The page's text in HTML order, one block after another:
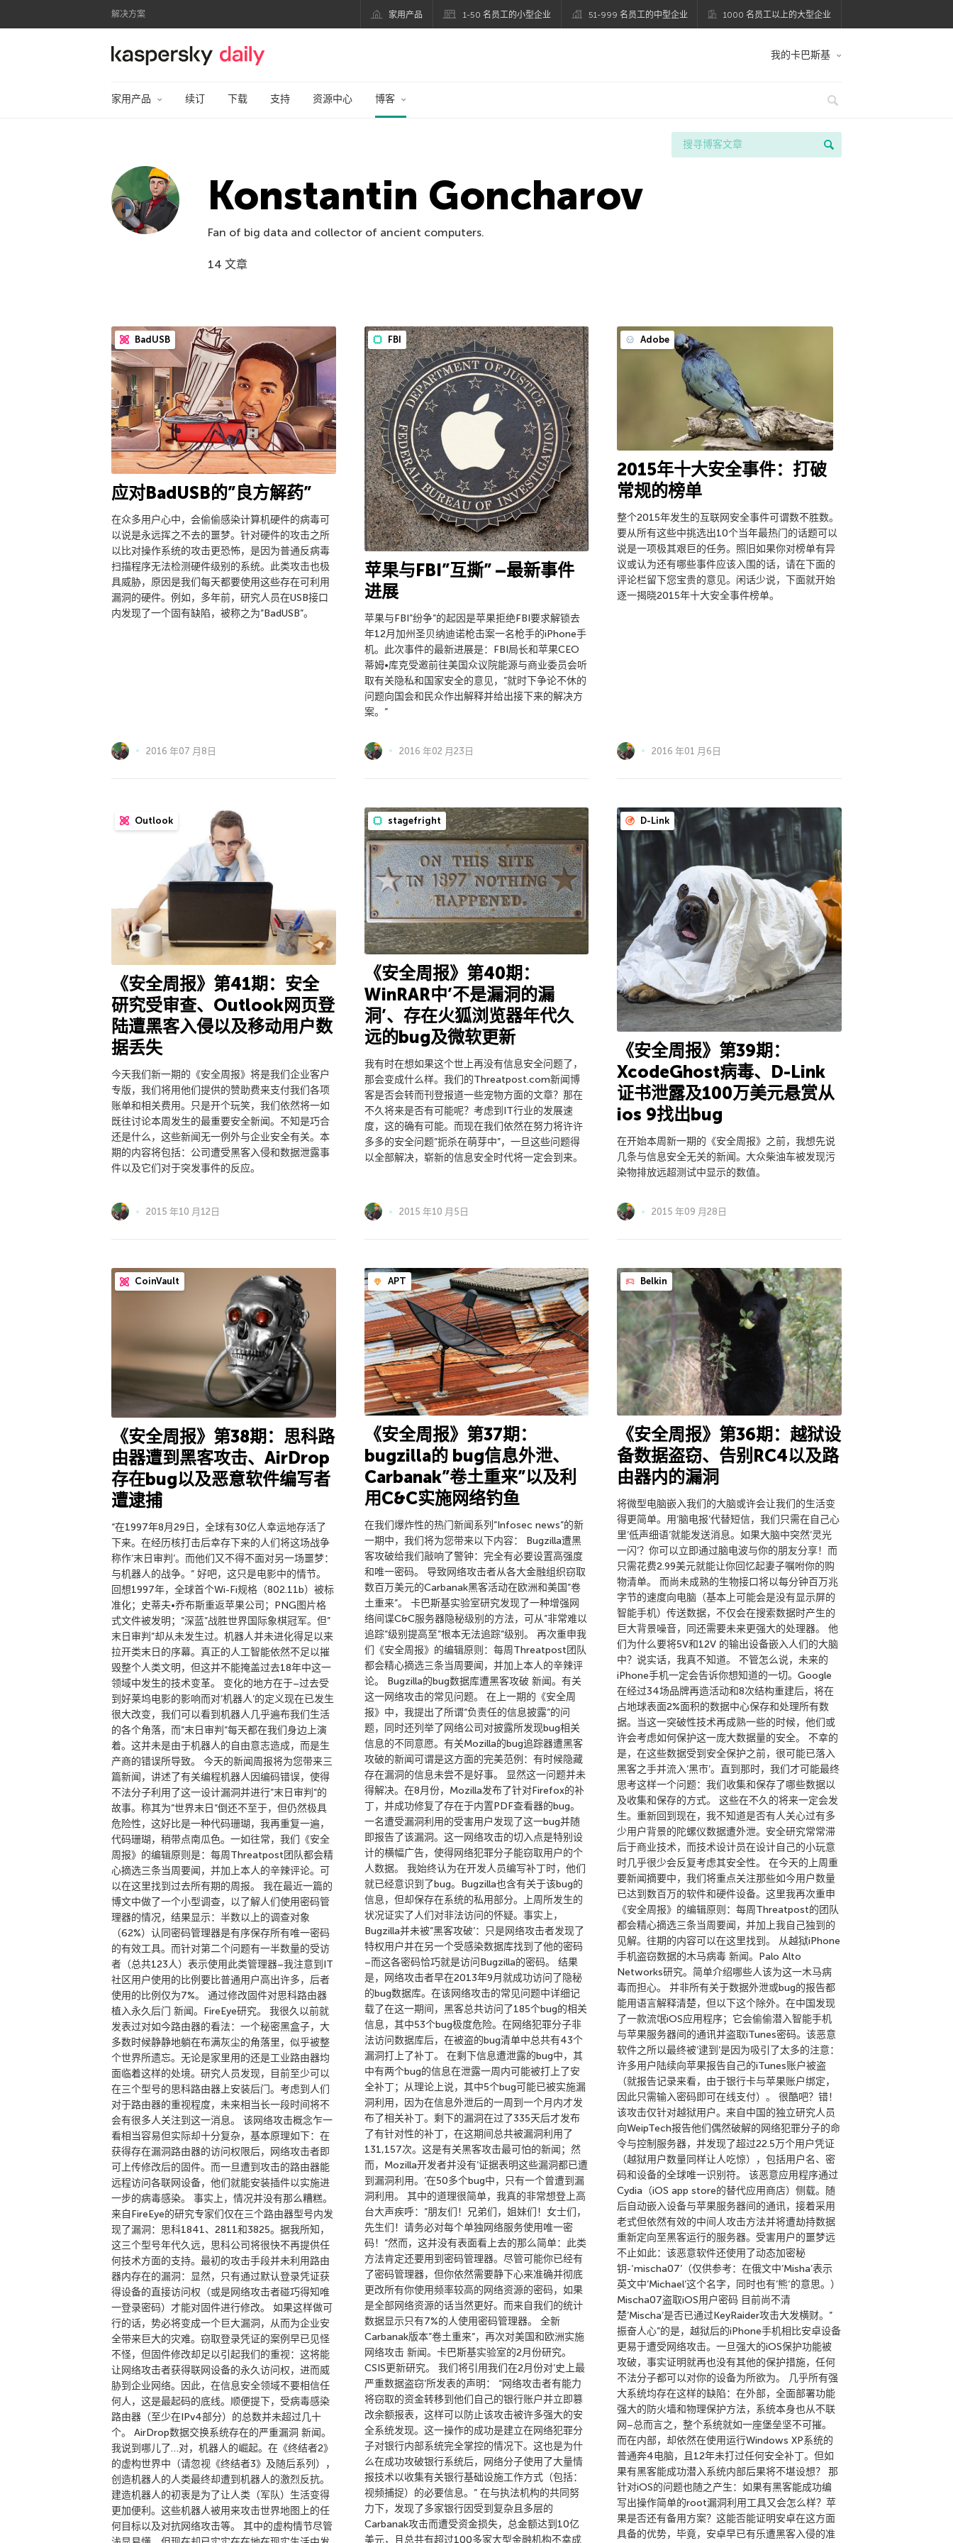
解决方案 家用产品 1-50 名员工的小型企业 51-999 名员工的中型企业 1000 名员工以上的大型企业
卡巴斯基官方博客 我的卡巴斯基
家用产品 续订 下载 支持 资源中心 博客
Konstantin Goncharov
Fan of big data and collector of ancient computers.
14 文章
BadUSB
应对BadUSB的”良方解药”
在众多用户心中，会偷偷感染计算机硬件的病毒可
以说是永远挥之不去的噩梦。针对硬件的攻击之所
以比对操作系统的攻击更恐怖，是因为普通反病毒
扫描程序无法检测硬件级别的系统。此类攻击也极
具威胁，原因是我们每天都要使用这些存在可利用
漏洞的硬件。例如，多年前，研究人员在USB接口
内发现了一个固有缺陷，被称之为”BadUSB”。
2016 年07 月8日
FBI
苹果与FBI”互撕” –最新事件
进展
苹果与FBI”纷争”的起因是苹果拒绝FBI要求解锁去
年12月加州圣贝纳迪诺枪击案一名枪手的iPhone手
机。此次事件的最新进展是：FBI局长和苹果CEO
蒂姆•库克受邀前往美国众议院能源与商业委员会听
取有关隐私和国家安全的意见，”就时下争论不休的
问题向国会和民众作出解释并给出接下来的解决方
案。”
2016 年02 月23日
Adobe
2015年十大安全事件：打破
常规的榜单
整个2015年发生的互联网安全事件可谓数不胜数。
要从所有这些中挑选出10个当年最热门的话题可以
说是一项极其艰巨的任务。照旧如果你对榜单有异
议或认为还有哪些事件应该入围的话，请在下面的
评论栏留下您宝贵的意见。闲话少说，下面就开始
逐一揭晓2015年十大安全事件榜单。
2016 年01 月6日
Outlook
《安全周报》第41期：安全
研究受审查、Outlook网页登
陆遭黑客入侵以及移动用户数
据丢失
今天我们新一期的《安全周报》将是我们企业客户
专版，我们将用他们提供的赞助费来支付我们各项
账单和相关费用。只是开个玩笑，我们依然将一如
既往讨论本周发生的最重要安全新闻。不知是巧合
还是什么，这些新闻无一例外与企业安全有关。本
期的内容将包括：公司遭受黑客入侵和数据泄露事
件以及它们对于突发事件的反应。
2015 年10 月12日
stagefright
《安全周报》第40期：
WinRAR中’不是漏洞的漏
洞’、存在火狐浏览器年代久
远的bug及微软更新
我有时在想如果这个世上再没有信息安全问题了，
那会变成什么样。我们的Threatpost.com新闻博
客是否会转而刊登报道一些宠物方面的文章？那在
不久将来是否有可能呢？考虑到IT行业的发展速
度，这的确有可能。而现在我们依然在努力将许许
多多的安全问题”扼杀在萌芽中”，一旦这些问题得
以全部解决，崭新的信息安全时代将一定会到来。
2015 年10 月5日
D-Link
《安全周报》第39期：
XcodeGhost病毒、D-Link
证书泄露及100万美元悬赏从
ios 9找出bug
在开始本周新一期的《安全周报》之前，我想先说
几条与信息安全无关的新闻。大众柴油车被发现污
染物排放远超测试中显示的数值。
2015 年09 月28日
CoinVault
《安全周报》第38期：思科路
由器遭到黑客攻击、AirDrop
存在bug以及恶意软件编写者
遭逮捕
“在1997年8月29日，全球有30亿人幸运地存活了
下来。在经历核打击后幸存下来的人们将这场战争
称作’末日审判’。而他们又不得不面对另一场噩梦：
与机器人的战争。” 好吧，这只是电影中的情节。
回想1997年，全球首个Wi-Fi规格（802.11b）被标
准化；史蒂夫•乔布斯重返苹果公司；PNG图片格
式文件被发明；”深蓝”战胜世界国际象棋冠军。但”
末日审判”却从未发生过。机器人并未进化得足以来
拉开类末日的序幕。真正的人工智能依然不足以摧
毁整个人类文明，但这并不能掩盖过去18年中这一
领域中发生的技术变革。 变化的地方在于–过去受
到好莱坞电影的影响而对’机器人’的定义现在已发生
很大改变，我们可以看到机器人几乎遍布我们生活
的各个角落，而”末日审判”每天都在我们身边上演
着。这并未是由于机器人的自由意志造成，而是生
产商的错误所导致。 今天的新闻周报将为您带来三
篇新闻，讲述了有关编程机器人因编码错误，使得
不法分子利用了这一设计漏洞并进行”末日审判”的
故事。称其为”世界末日”倒还不至于，但仍然极具
危险性，这好比是一种代码珊瑚，我再重复一遍，
代码珊瑚，稍带点南瓜色。一如往常，我们《安全
周报》的编辑原则是：每周Threatpost团队都会精
心摘选三条当周要闻，并加上本人的辛辣评论。可
以在这里找到过去所有期的周报。 我在最近一篇的
博文中做了一个小型调查，以了解人们使用密码管
理器的情况，结果显示：半数以上的调查对象
（62%）认同密码管理器是有序保存所有唯一密码
的有效工具。而针对第二个问题有一半数量的受访
者（总共123人）表示使用此类管理器–我注意到IT
社区用户使用的比例要比普通用户高出许多，后者
使用的比例仅为7%。 通过修改固件对思科路由器
植入永久后门 新闻。FireEye研究。 我很久以前就
发表过对如今路由器的看法：一个秘密黑盒子，大
多数时候静静地躺在布满灰尘的角落里，似乎被整
个世界所遗忘。无论是家里用的还是工业路由器均
面临着这样的处境。研究人员发现，目前至少可以
在三个型号的思科路由器上安装后门。考虑到人们
对于路由器的重视程度，未来相当长一段时间将不
会有很多人关注到这一消息。 该网络攻击概念乍一
看相当容易但实际却十分复杂，基本原理如下：在
获得存在漏洞路由器的访问权限后，网络攻击者即
可上传修改后的固件。而一旦遭到攻击的路由器能
远程访问各联网设备，他们就能安装插件以实施进
一步的病毒感染。 事实上，情况并没有那么糟糕。
来自FireEye的研究专家们仅在三个路由器型号内发
现了漏洞：思科1841、2811和3825。据我所知，
这三个型号年代久远，思科公司将很快不再提供任
何技术方面的支持。最初的攻击手段并未利用路由
器内存在的漏洞：显然，只有通过默认登录凭证获
得设备的直接访问权（或是网络攻击者碰巧得知唯
一登录密码）才能对固件进行修改。 如果这样做可
行的话，势必将变成一个巨大漏洞，从而为企业安
全带来巨大的灾难。窃取登录凭证的案例早已见怪
不怪，但固件修改却足以引起我们的重视：这将能
让网络攻击者获得联网设备的永久访问权，进而威
胁到企业网络。因此，在信息安全领域不要相信任
何人，这是最起码的底线。顺便提下，受病毒感染
路由器（至少在IPv4部分）的总数并未超过几十
个。 AirDrop数据交换系统存在的严重漏洞 新闻。
我说到哪儿了…对，机器人的崛起。在《终结者2》
的虚构世界中（请忽视《终结者3》及随后系列），
创造机器人的人类最终却遭到机器人的激烈反抗。
建造机器人的初衷是为了让人类（军队）生活变得
更加便利。这些机器人被用来攻击世界地图上的任
何目标以及对抗网络攻击等。 其中的虚构情节尽管
APT
《安全周报》第37期：
bugzilla的 bug信息外泄、
Carbanak”卷土重来”以及利
用С&C实施网络钓鱼
在我们爆炸性的热门新闻系列”Infosec news”的新
一期中，我们将为您带来以下内容： Bugzilla遭黑
客攻破给我们敲响了警钟：完全有必要设置高强度
和唯一密码。 导致网络攻击者从各大金融组织窃取
数百万美元的Carbanak黑客活动在欧洲和美国”卷
土重来”。 卡巴斯基实验室研究发现了一种增强网
络间谍C&C服务器隐秘级别的方法，可从”非常难以
追踪”级别提高至”根本无法追踪”级别。 再次重申我
们《安全周报》的编辑原则：每周Threatpost团队
都会精心摘选三条当周要闻，并加上本人的辛辣评
论。 Bugzilla的bug数据库遭黑客攻破 新闻。有关
这一网络攻击的常见问题。 在上一期的《安全周
报》中，我提出了所谓“负责任的信息披露”的问
题，同时还列举了网络公司对披露所发现bug相关
信息的不同意愿。有关Mozilla的bug追踪器遭黑客
攻破的新闻可谓是这方面的完美范例：有时候隐藏
存在漏洞的信息未尝不是好事。 显然这一问题并未
得解决。在8月份，Mozilla发布了针对Firefox的补
丁，并成功修复了存在于内置PDF查看器的bug。
一名遭受漏洞利用的受害用户发现了这一bug并随
即报告了该漏洞。这一网络攻击的切入点是特别设
计的横幅广告，使得网络犯罪分子能窃取用户的个
人数据。 我始终认为在开发人员编写补丁时，他们
就已经意识到了bug。Bugzilla也含有关于该bug的
信息，但却保存在系统的私用部分。上周所发生的
状况证实了人们对非法访问的怀疑。事实上，
Bugzilla并未被”黑客攻破’：只是网络攻击者发现了
特权用户并在另一个受感染数据库找到了他的密码
–而这各密码恰巧就是访问Bugzilla的密码。 结果
是，网络攻击者早在2013年9月就成功访问了隐秘
的bug数据库。在该网络攻击的常见问题中详细记
载了在这一期间，黑客总共访问了185个bug的相关
信息，其中53个bug极度危险。在网络犯罪分子非
法访问数据库后，在被盗的bug清单中总共有43个
漏洞打上了补丁。 在剩下信息遭泄露的bug中，其
中有两个bug的信息在泄露一周内可能被打上了安
全补丁；从理论上说，其中5个bug可能已被实施漏
洞利用，因为在信息外泄后的一周到一个月内才发
布了相关补丁。剩下的漏洞在过了335天后才发布
了有针对性的补丁，在这期间总共被漏洞利用了
131,157次。这是有关黑客攻击最可怕的新闻；然
而，Mozilla开发者并没有’证据表明这些漏洞都已遭
到漏洞利用。’在50多个bug中，只有一个曾遭到漏
洞利用。 其中的道理很简单，我真的非常想登上高
台大声疾呼：”朋友们！兄弟们，姐妹们！女士们，
先生们！请务必对每个单独网络服务使用唯一密
码！”然而，这并没有表面看上去的那么简单：此类
方法肯定还要用到密码管理器。尽管可能你已经有
了密码管理器，但你依然需要静下心来准确并彻底
更改所有你使用频率较高的网络资源的密码，如果
是全部网络资源的话当然更好。而来自我们的统计
数据显示只有7%的人使用密码管理器。 全新
Carbanak版本”卷土重来”，再次对美国和欧洲实施
网络攻击 新闻。卡巴斯基实验室的2月份研究。
CSIS更新研究。 我们将引用我们在2月份对’史上最
严重数据盗窃’所发表的声明： “网络攻击者有能力
将窃取的资金转移到他们自己的银行账户并立即篡
改余额报表，这样可以防止该攻击被许多强大的安
全系统发现。这一操作的成功是建立在网络犯罪分
子对银行内部系统完全掌控的情况下。这也是为什
么在成功攻破银行系统后，网络分子使用了大量情
报技术以收集有关银行基础设施工作方式（包括：
视频捕捉）的必要信息。” 在与执法机构的共同努
力下，发现了多家银行因受到复杂且多层的
Carbanak攻击而遭受资金损失，总金额达到10亿
美元，且总共有超过100多家大型金融机构不幸成
Belkin
《安全周报》第36期：越狱设
备数据盗窃、告别RC4以及路
由器内的漏洞
将微型电脑嵌入我们的大脑或许会让我们的生活变
得更简单。用’脑电报’代替短信，我们只需在自己心
里’低声细语’就能发送消息。如果大脑中突然’灵光
一闪’？你可以立即通过脑电波与你的朋友分享！而
只需花费2.99美元就能让你回忆起妻子嘱咐你的购
物清单。 而尚未成熟的生物接口将以每分钟百万兆
字节的速度向电脑（基本上可能会是没有显示屏的
智能手机）传送数据，不仅会在搜索数据时产生的
巨大背景噪音，同还需要未来更强大的处理器。 他
们为什么要将5V和12V 的输出设备嵌入人们的大脑
中？说实话，我真不知道。 不管怎么说，未来的
iPhone手机一定会告诉你想知道的一切。Google
在经过34场品牌再造活动和8次结构重建后，将在
占地球表面2%面积的数据中心保存和处理所有数
据。当这一突破性技术再成熟一些的时候，他们或
许会考虑如何保护这一庞大数据量的安全。 不幸的
是，在这些数据受到安全保护之前，很可能已落入
黑客之手并流入’黑市’。直到那时，我们才可能最终
思考这样一个问题：我们收集和保存了哪些数据以
及收集和保存的方式。 这些在不久的将来一定会发
生。重新回到现在，我不知道是否有人关心过有多
少用户背景的陀螺仪数据遭外泄。安全研究常常滞
后于商业技术，而技术设计员在设计自己的小玩意
时几乎很少会反复考虑其安全性。 在今天的上周重
要新闻摘要中，我们将重点关注那些如今用户数量
已达到数百万的软件和硬件设备。这里我再次重申
《安全周报》的编辑原则：每周Threatpost的团队
都会精心摘选三条当周要闻，并加上我自己独到的
见解。往期的内容可以在这里找到。 从越狱iPhone
手机盗窃数据的木马病毒 新闻。Palo Alto
Networks研究。简单介绍哪些人该为这一木马病
毒而担心。 并非所有关于数据外泄或bug的报告都
能用语言解释清楚，但以下这个除外。在中国发现
了一款流氓iOS应用程序；它会偷偷潜入智能手机
与苹果服务器间的通讯并盗取iTunes密码。该恶意
软件之所以最终被’逮到’是因为吸引了太多的注意：
许多用户陆续向苹果报告自己的iTunes账户被盗
（就报告记录来看，由于银行卡与苹果账户绑定，
因此只需输入密码即可在线支付）。 很酷吧？错！
该攻击仅针对越狱用户。来自中国的独立研究人员
向WeipTech报告他们偶然破解的网络犯罪分子的命
令与控制服务器，并发现了超过22.5万个用户凭证
（越狱用户数量同样让人吃惊），包括用户名、密
码和设备的全球唯一识别符。 该恶意应用程序通过
Cydia（iOS app store的替代应用商店）侧载。随
后自动嵌入设备与苹果服务器间的通讯，接着采用
老式但依然有效的中间人攻击方法并将遭劫持数据
重新定向至黑客运行的服务器。受害用户的噩梦远
不止如此：该恶意软件还使用了动态加密秘
钥-‘mischa07’（仅供参考：在俄文中’Misha’表示
英文中’Michael’这个名字，同时也有’熊‘的意思。）
Mischa07盗取iOS用户密码 目前尚不清
楚’Mischa’是否已通过KeyRaider攻击大发横财。”
振奋人心”的是，越狱后的iPhone手机相比安卓设备
更易于遭受网络攻击。一旦强大的iOS保护功能被
攻破，事实证明就再也没有其他的保护措施，任何
不法分子都可以对你的设备为所欲为。 几乎所有强
大系统均存在这样的缺陷：在外部，全面部署功能
强大的防火墙和物理保护方法，系统本身也从不联
网–总而言之，整个系统就如一座堡垒坚不可摧。
而在内部，却依然在使用运行Windows XP系统的
普通奔4电脑，且12年未打过任何安全补丁。但如
果有黑客能成功潜入系统内部后果将不堪设想？ 那
针对iOS的问题也随之产生：如果有黑客能成功编
写出操作简单的root漏洞利用工具又会怎么样？苹
果是否还有备用方案？这能否能证明安卓在这方面
具备的优势，毕竟，安卓早已有乐遭黑客入侵的准